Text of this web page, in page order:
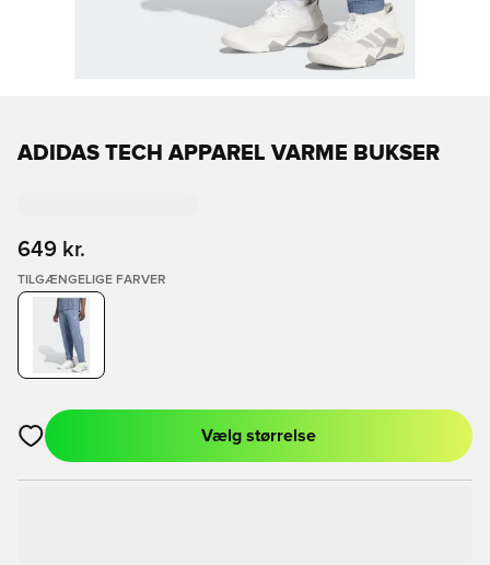
ADIDAS TECH APPAREL VARME BUKSER
649 kr.
TILGÆNGELIGE FARVER
Åbner en Modal til at logge ind eller tilmelde dig som medlem
Vælg størrelse